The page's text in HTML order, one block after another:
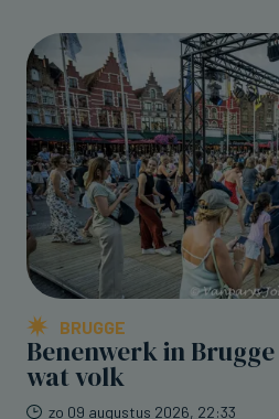
BRUGGE
Benenwerk in
wat volk
zo 09 augustus 2026, 22:33